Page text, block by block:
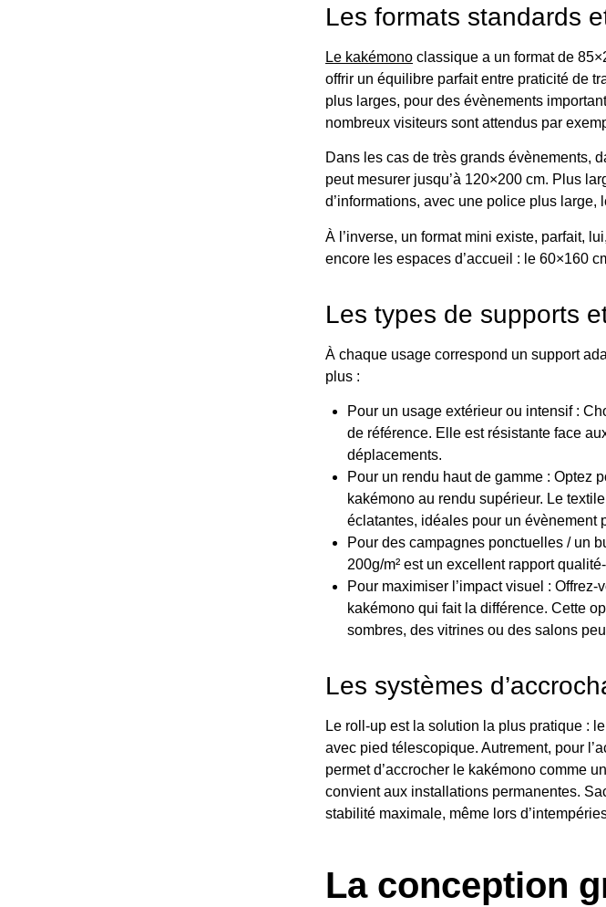
Les formats standards
Le kakémono classique a un format de
offrir un équilibre parfait entre praticité de
plus larges, pour des évènements
nombreux visiteurs sont attendus par
Dans les cas de très grands évènements,
peut mesurer jusqu’à 120×200 cm. Plus
d’informations, avec une police plus
À l’inverse, un format mini existe, parfait,
encore les espaces d’accueil : le 60×160
Les types de supports
À chaque usage correspond un support
plus :
Pour un usage extérieur ou intensif :
de référence. Elle est résistante face
déplacements.
Pour un rendu haut de gamme : Optez
kakémono au rendu supérieur. Le
éclatantes, idéales pour un évènement
Pour des campagnes ponctuelles / un
200g/m² est un excellent rapport
Pour maximiser l’impact visuel :
kakémono qui fait la différence. Cette
sombres, des vitrines ou des salons
Les systèmes
Le roll-up est la solution la plus pratique :
avec pied télescopique. Autrement, pour
permet d’accrocher le kakémono comme
convient aux installations permanentes.
stabilité maximale, même lors
La conception